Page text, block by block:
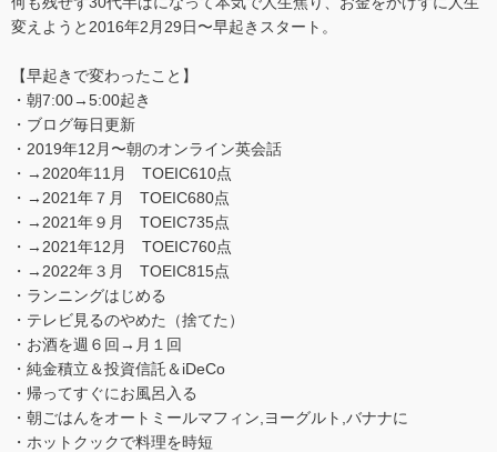
変えようと2016年2月29日〜早起きスタート。
【早起きで変わったこと】
・朝7:00→5:00起き
・ブログ毎日更新
・2019年12月〜朝のオンライン英会話
・→2020年11月 TOEIC610点
・→2021年７月 TOEIC680点
・→2021年９月 TOEIC735点
・→2021年12月 TOEIC760点
・→2022年３月 TOEIC815点
・ランニングはじめる
・テレビ見るのやめた（捨てた）
・お酒を週６回→月１回
・純金積立＆投資信託＆iDeCo
・帰ってすぐにお風呂入る
・朝ごはんをオートミールマフィン,ヨーグルト,バナナに
・ホットクックで料理を時短